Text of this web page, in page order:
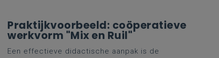
Praktijkvoorbeeld: coöperatieve
werkvorm "Mix en Ruil"
Een effectieve didactische aanpak is de